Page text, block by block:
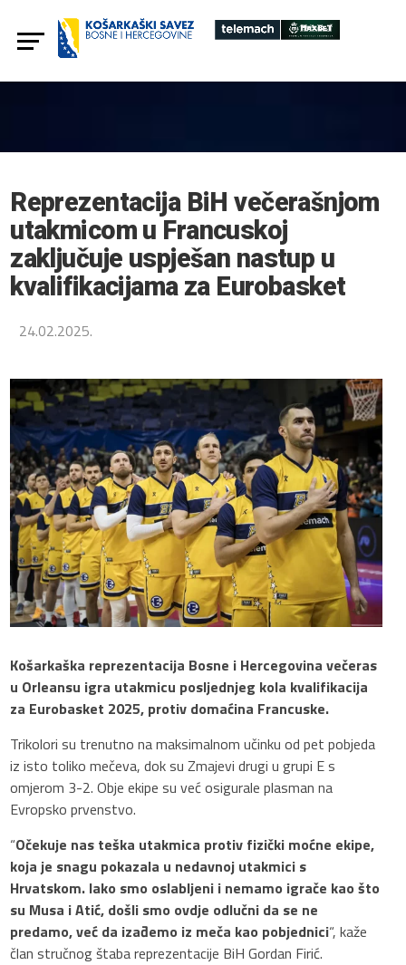
Reprezentacija BiH večerašnjom
utakmicom u Francuskoj
zaključuje uspješan nastup u
kvalifikacijama za Eurobasket
24.02.2025.
Košarkaška reprezentacija Bosne i Hercegovina večeras
u Orleansu igra utakmicu posljednjeg kola kvalifikacija
za Eurobasket 2025, protiv domaćina Francuske.
Trikolori su trenutno na maksimalnom učinku od pet pobjeda
iz isto toliko mečeva, dok su Zmajevi drugi u grupi E s
omjerom 3-2. Obje ekipe su već osigurale plasman na
Evropsko prvenstvo.
“Očekuje nas teška utakmica protiv fizički moćne ekipe,
koja je snagu pokazala u nedavnoj utakmici s
Hrvatskom. Iako smo oslabljeni i nemamo igrače kao što
su Musa i Atić, došli smo ovdje odlučni da se ne
predamo, već da izađemo iz meča kao pobjednici“, kaže
član stručnog štaba reprezentacije BiH Gordan Firić.